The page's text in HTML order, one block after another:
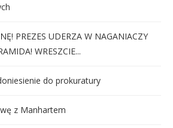
PREZES UDERZA W NAGANIACZY
WRESZCIE...
do prokuratury
z Manhartem